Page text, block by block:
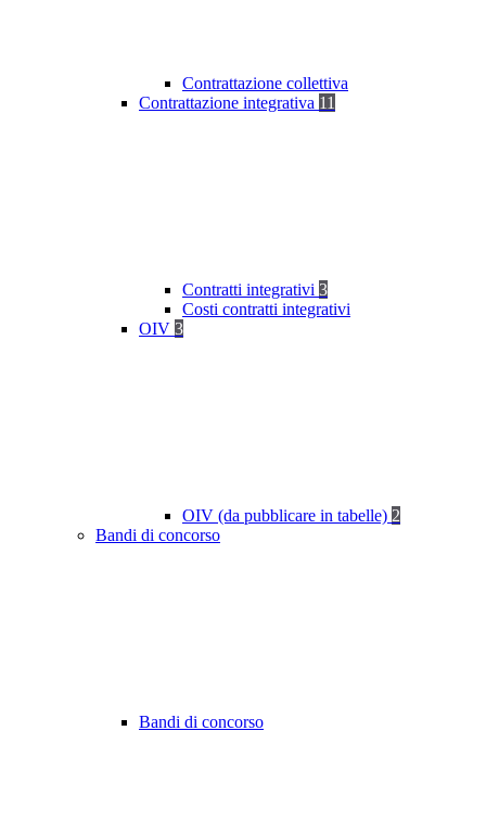
Contrattazione collettiva
Contrattazione integrativa 11
Contratti integrativi 3
Costi contratti integrativi
OIV 3
OIV (da pubblicare in tabelle) 2
Bandi di concorso
Bandi di concorso